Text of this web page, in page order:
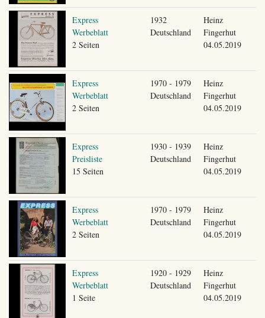
Express
Werbeblatt
2 Seiten
1932
Deutschland
Heinz
Fingerhut
04.05.2019
Express
Werbeblatt
2 Seiten
1970 - 1979
Deutschland
Heinz
Fingerhut
04.05.2019
Express
Preisliste
15 Seiten
1930 - 1939
Deutschland
Heinz
Fingerhut
04.05.2019
Express
Werbeblatt
2 Seiten
1970 - 1979
Deutschland
Heinz
Fingerhut
04.05.2019
Express
Werbeblatt
1 Seite
1920 - 1929
Deutschland
Heinz
Fingerhut
04.05.2019